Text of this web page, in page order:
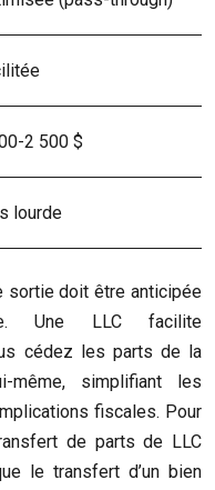
2 500 $
lourde
sortie doit être anticipée
Une LLC facilite
cédez les parts de la
simplifiant les
fiscales. Pour
de parts de LLC
le transfert d’un bien